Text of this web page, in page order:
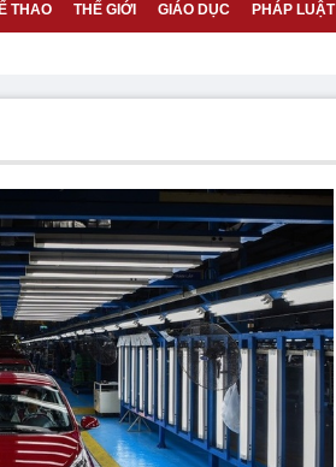
THAO THẾ GIỚI GIÁO DỤC PHÁP LUẬT